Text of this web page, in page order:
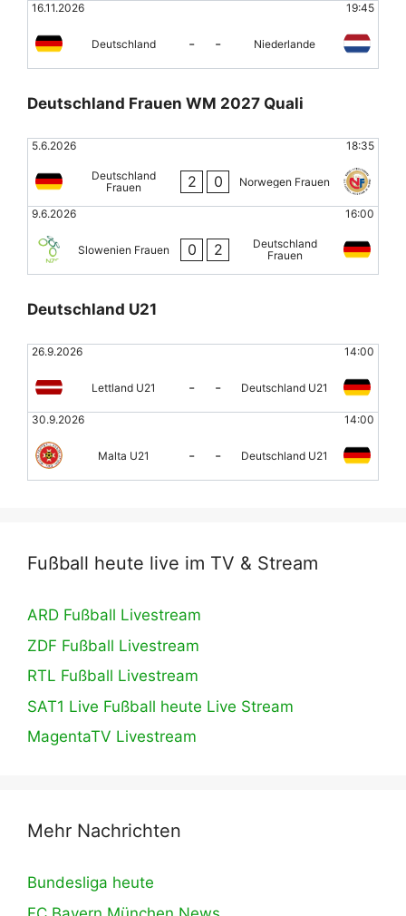
16.11.2026 19:45
Deutschland - - Niederlande
Deutschland Frauen WM 2027 Quali
5.6.2026 18:35
Deutschland
Frauen
2 0 Norwegen Frauen
9.6.2026 16:00
Slowenien Frauen 0 2
Deutschland
Frauen
Deutschland U21
26.9.2026 14:00
Lettland U21 - - Deutschland U21
30.9.2026 14:00
Malta U21 - - Deutschland U21
Fußball heute live im TV & Stream
ARD Fußball Livestream
ZDF Fußball Livestream
RTL Fußball Livestream
SAT1 Live Fußball heute Live Stream
MagentaTV Livestream
Mehr Nachrichten
Bundesliga heute